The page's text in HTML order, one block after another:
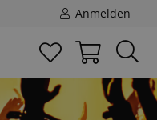
Anmelden